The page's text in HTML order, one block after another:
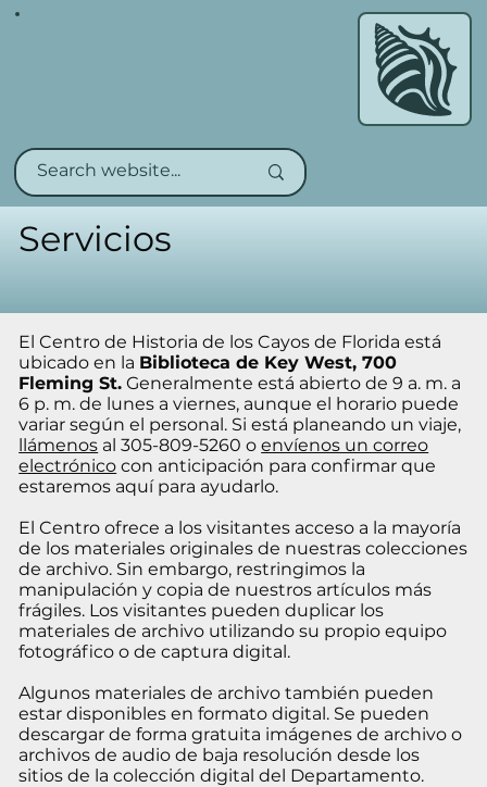
Servicios
El Centro de Historia de los Cayos de Florida está
ubicado en la Biblioteca de Key West, 700
Fleming St. Generalmente está abierto de 9 a. m. a
6 p. m. de lunes a viernes, aunque el horario puede
variar según el personal. Si está planeando un viaje,
llámenos al 305-809-5260 oenvíenos un correo
electrónico con anticipación para confirmar que
estaremos aquí para ayudarlo.
El Centro ofrece a los visitantes acceso a la mayoría
de los materiales originales de nuestras colecciones
de archivo. Sin embargo, restringimos la
manipulación y copia de nuestros artículos más
frágiles. Los visitantes pueden duplicar los
materiales de archivo utilizando su propio equipo
fotográfico o de captura digital.
Algunos materiales de archivo también pueden
estar disponibles en formato digital. Se pueden
descargar de forma gratuita imágenes de archivo o
archivos de audio de baja resolución desde los
sitios de la colección digital del Departamento.